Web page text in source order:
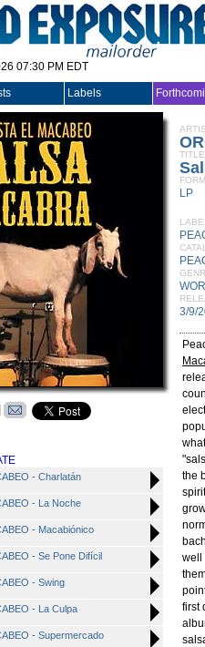
07:30 PM EDT
Labels
- Charlatán
- La Noche
- Macabiónico
- Se Pone Difícil
- Swing
- La Culpa
- Supermercado
TITLE
LP
3/9/
the
well
first